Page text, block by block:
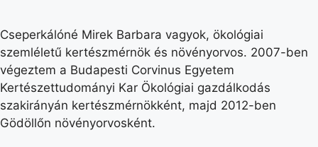
Cseperkálóné Mirek Barbara vagyok, ökológiai
szemléletű kertészmérnök és növényorvos. 2007-ben
végeztem a Budapesti Corvinus Egyetem
Kertészettudományi Kar Ökológiai gazdálkodás
szakirányán kertészmérnökként, majd 2012-ben
Gödöllőn növényorvosként.